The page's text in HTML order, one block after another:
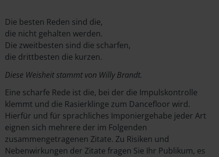
Die besten Reden sind die,
die nicht gehalten werden.
Die zweitbesten sind die scharfen,
die drittbesten die kurzen.
Diese Weisheit stammt von Willy Brandt.
Eine scharfe Rede ist die, bei der die Impulskontrolle
klemmt und die Rasierklinge zum Dancefloor wird.
Hierfür und für sprachliches Imponiergehabe jeder Art
eignen sich mehrere der im Folgenden
zusammengetragenen Zitate. Zu Risiken und
Nebenwirkungen der Zitate fragen Sie Ihr Publikum, es